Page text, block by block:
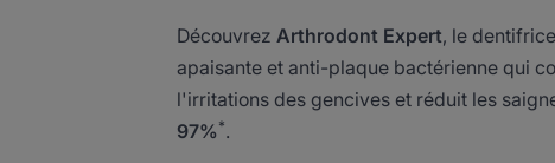
Découvrez Arthrodont Expert, le
apaisante et anti-plaque bactérienne qui
l'irritations des gencives et réduit les
97%*.